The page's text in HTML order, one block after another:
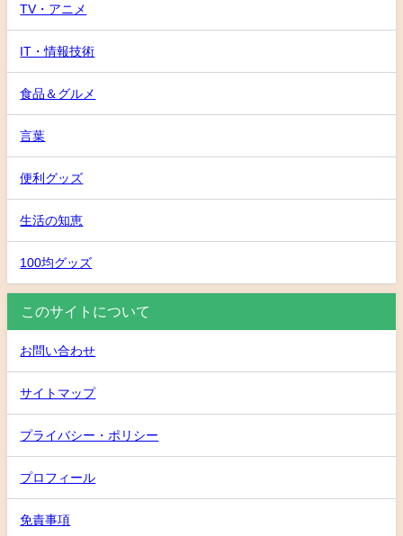
TV・アニメ
IT・情報技術
食品＆グルメ
言葉
便利グッズ
生活の知恵
100均グッズ
このサイトについて
お問い合わせ
サイトマップ
プライバシー・ポリシー
プロフィール
免責事項